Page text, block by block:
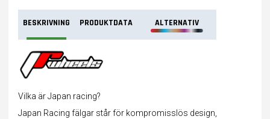
BESKRIVNING PRODUKTDATA ALTERNATIV
Vilka är Japan racing?
Japan Racing fälgar står för kompromisslös design,